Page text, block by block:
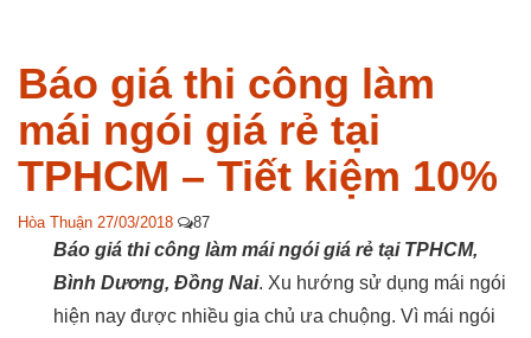
Báo giá thi công làm
mái ngói giá rẻ tại
TPHCM – Tiết kiệm 10%
Hòa Thuận 27/03/2018 87
Báo giá thi công làm mái ngói giá rẻ tại TPHCM,
Bình Dương, Đồng Nai. Xu hướng sử dụng mái ngói
hiện nay được nhiều gia chủ ưa chuộng. Vì mái ngói